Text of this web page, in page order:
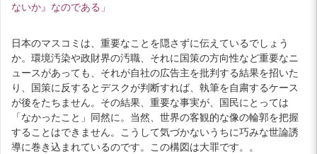
ないか』なのである」
日本のマスコミは、重要なことを隠さずに伝えているでしょう
か。環境汚染や政財界の汚職、それに国策の方向性など重要なニ
ュースがあっても、それが自社の広告主を批判する結果を招いた
り、国策に反するとデスクが判断すれば、執筆を自粛するケース
が後をたちません。その結果、重要な事実が、国民にとっては
「なかったこと」同然に。当然、世界の客観的な像の輪郭を把握
することはできません。こうして気づかないうちに巧みな世論誘
導に巻き込まれているのです。この構図は大罪です。。